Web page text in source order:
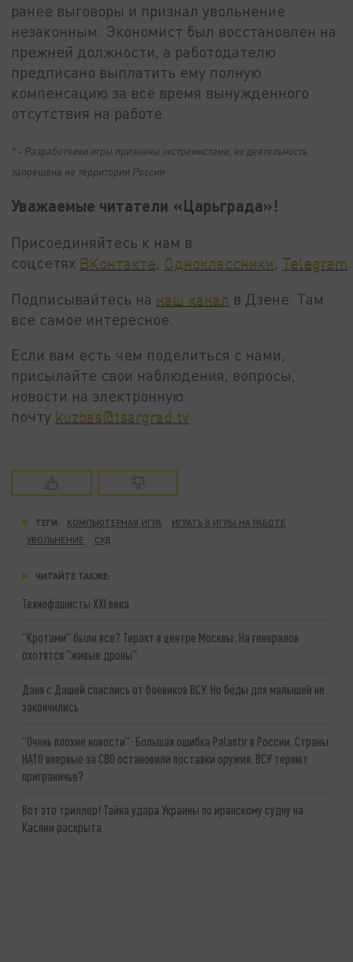
ранее выговоры и признал увольнение
незаконным. Экономист был восстановлен на
прежней должности, а работодателю
предписано выплатить ему полную
компенсацию за всё время вынужденного
отсутствия на работе.
* - Разработчики игры признаны экстремистами, их деятельность
запрещена на территории России
Уважаемые читатели «Царьграда»!
Присоединяйтесь к нам в
соцсетях ВКонтакте, Одноклассники, Telegram
Подписывайтесь на наш канал в Дзене. Там
все самое интересное.
Если вам есть чем поделиться с нами,
присылайте свои наблюдения, вопросы,
новости на электронную
почту kuzbas@tsargrad.tv
ТЕГИ: КОМПЬЮТЕРНАЯ ИГРА
ИГРАТЬ В ИГРЫ НА РАБОТЕ
УВОЛЬНЕНИЕ
СУД
ЧИТАЙТЕ ТАКЖЕ:
Технофашисты XXI века
"Кротами" были все? Теракт в центре Москвы: На генералов
охотятся "живые дроны"
Даня с Дашей спаслись от боевиков ВСУ. Но беды для малышей не
закончились
"Очень плохие новости": Большая ошибка Palantir в России. Страны
НАТО впервые за СВО остановили поставки оружия. ВСУ теряют
приграничье?
Вот это триллер! Тайна удара Украины по иранскому судну на
Каспии раскрыта